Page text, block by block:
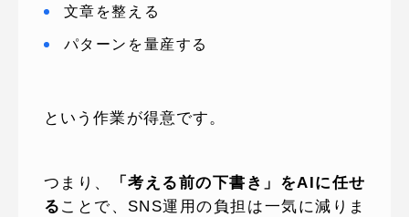
文章を整える
パターンを量産する
という作業が得意です。
つまり、
「考える前の下書き」をAIに任せ
る ことで、SNS運用の負担は一気に減りま